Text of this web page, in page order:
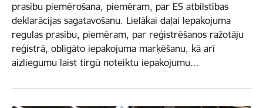
prasību piemērošana, piemēram, par ES atbilstības
deklarācijas sagatavošanu. Lielākai daļai Iepakojuma
regulas prasību, piemēram, par reģistrēšanos ražotāju
reģistrā, obligāto iepakojuma marķēšanu, kā arī
aizliegumu laist tirgū noteiktu iepakojumu…